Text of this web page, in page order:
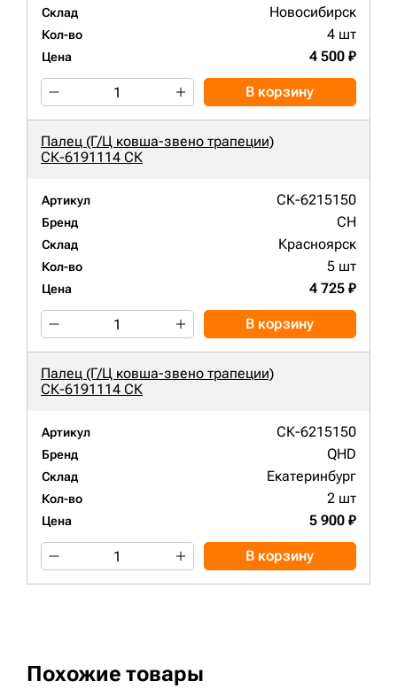
Склад Новосибирск
Кол-во 4 шт
Цена 4 500 ₽
В корзину
Палец (Г/Ц ковша-звено трапеции)
СК-6191114 СК
Артикул СК-6215150
Бренд CH
Склад Красноярск
Кол-во 5 шт
Цена 4 725 ₽
В корзину
Палец (Г/Ц ковша-звено трапеции)
СК-6191114 СК
Артикул СК-6215150
Бренд QHD
Склад Екатеринбург
Кол-во 2 шт
Цена 5 900 ₽
В корзину
Похожие товары